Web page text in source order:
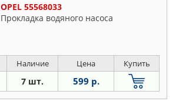
OPEL 55568033
Прокладка водяного насоса
Наличие Цена Купить
7 шт. 599 р.